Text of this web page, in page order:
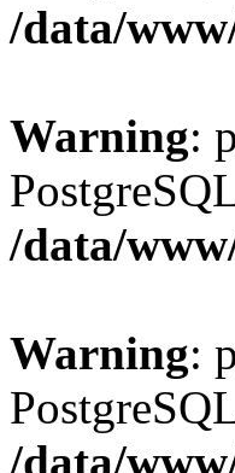
/data/
Warning:
/data/
Warning:
/data/